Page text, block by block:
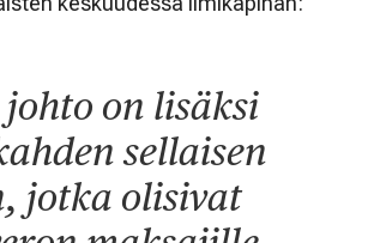
on lisäksi
sellaisen
jotka olisivat